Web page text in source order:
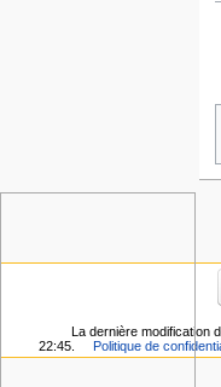
La dernière modification
22:45.
Politique de